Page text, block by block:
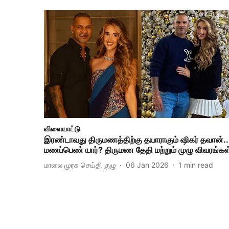
விளையாட்டு
இரண்டாவது திருமணத்திற்கு தயாராகும் ஷிகர் தவான்..
மணப்பெண் யார்? திருமண தேதி மற்றும் முழு
மாலை முரசு செய்தி குழு 06 Jan 2026 1 min read